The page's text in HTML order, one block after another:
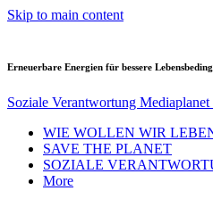
Skip to main content
Erneuerbare Energien für bessere
Soziale Verantwortung Mediaplanet
WIE WOLLEN WIR
SAVE THE PLANET
SOZIALE
More